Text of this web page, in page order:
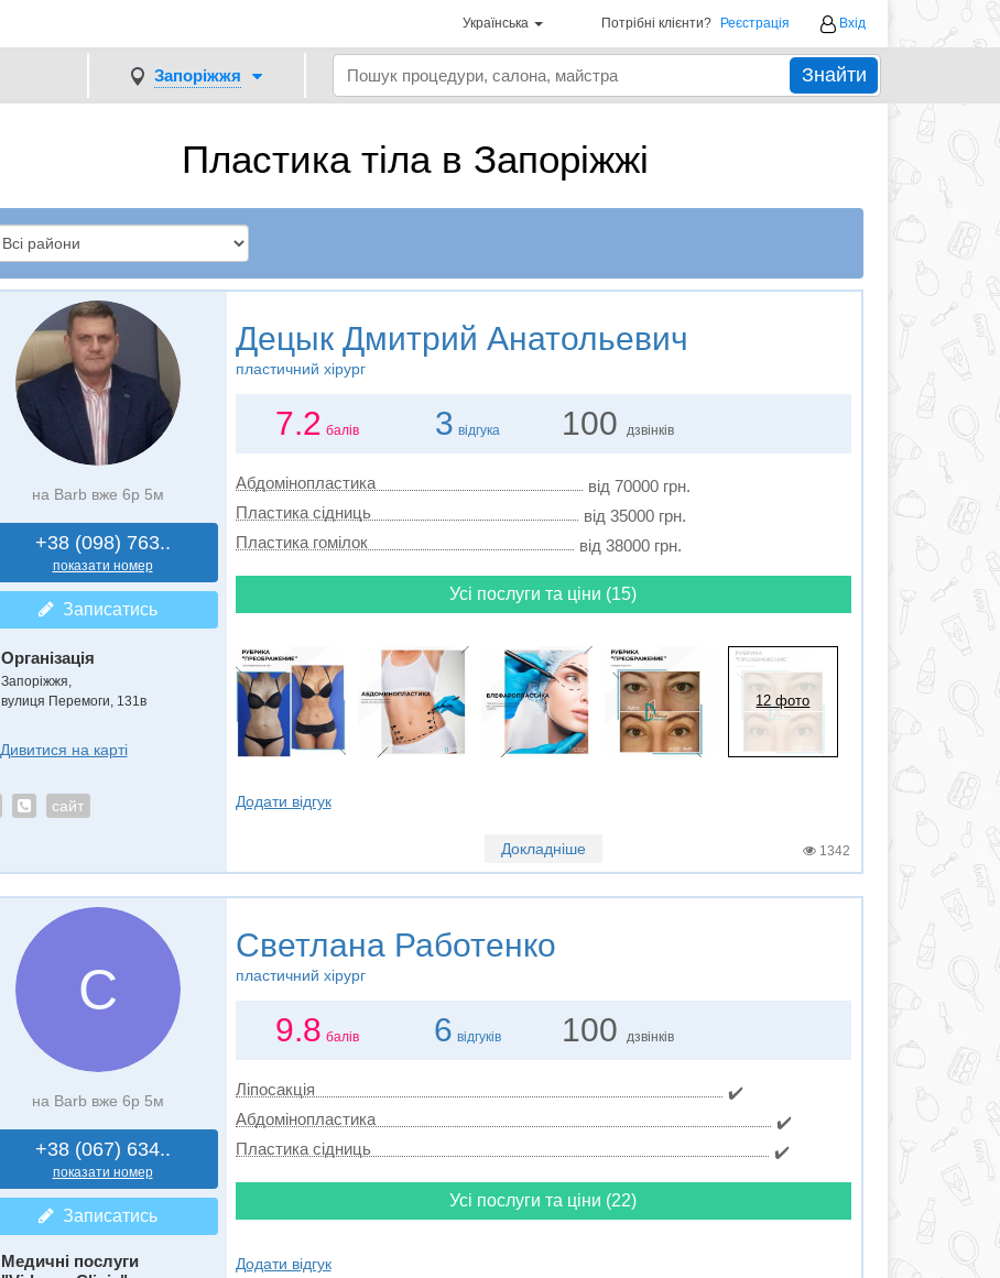
Українська Потрібні клієнти? Реєстрація Вхід
Запоріжжя Знайти
Пластика тіла в Запоріжжі
на Barb вже 6р 5м
+38 (098) 763..
показати номер
Записатись
Організація
Запоріжжя,
вулиця Перемоги, 131в
Дивитися на карті
сайт
Децык Дмитрий Анатольевич
пластичний хірург
7.2 балів 3 відгука 100 дзвінків
Абдомінопластика
від 70000 грн.
Пластика сідниць
від 35000 грн.
Пластика гомілок
від 38000 грн.
Усі послуги та ціни (15)
12 фото
Додати відгук
Докладніше 1342
С
на Barb вже 6р 5м
+38 (067) 634..
показати номер
Записатись
Медичні послуги
Светлана Работенко
пластичний хірург
9.8 балів 6 відгуків 100 дзвінків
Ліпосакція
✔️
Абдомінопластика
✔️
Пластика сідниць
✔️
Усі послуги та ціни (22)
Додати відгук